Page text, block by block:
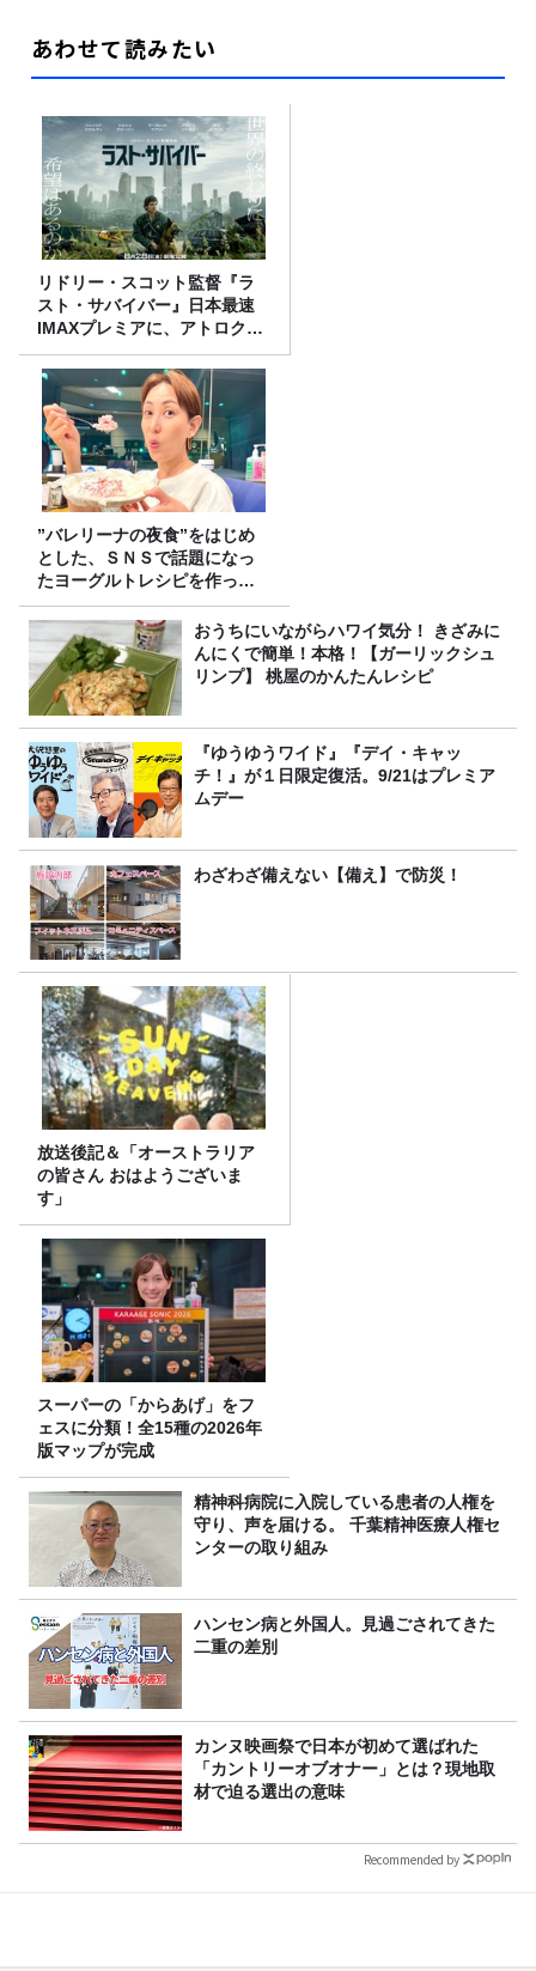
あわせて読みたい
リドリー・スコット監督『ラ
スト・サバイバー』日本最速
IMAXプレミアに、アトロクリ
スナー60名をご招待！
”バレリーナの夜食”をはじめ
とした、ＳＮＳで話題になっ
たヨーグルトレシピを作って
みた！
おうちにいながらハワイ気分！ きざみに
んにくで簡単！本格！【ガーリックシュ
リンプ】 桃屋のかんたんレシピ
『ゆうゆうワイド』『デイ・キャッ
チ！』が１日限定復活。9/21はプレミア
ムデー
わざわざ備えない【備え】で防災！
放送後記＆「オーストラリア
の皆さん おはようございま
す」
スーパーの「からあげ」をフ
ェスに分類！全15種の2026年
版マップが完成
精神科病院に入院している患者の人権を
守り、声を届ける。 千葉精神医療人権セ
ンターの取り組み
ハンセン病と外国人。見過ごされてきた
二重の差別
カンヌ映画祭で日本が初めて選ばれた
「カントリーオブオナー」とは？現地取
材で迫る選出の意味
Recommended by